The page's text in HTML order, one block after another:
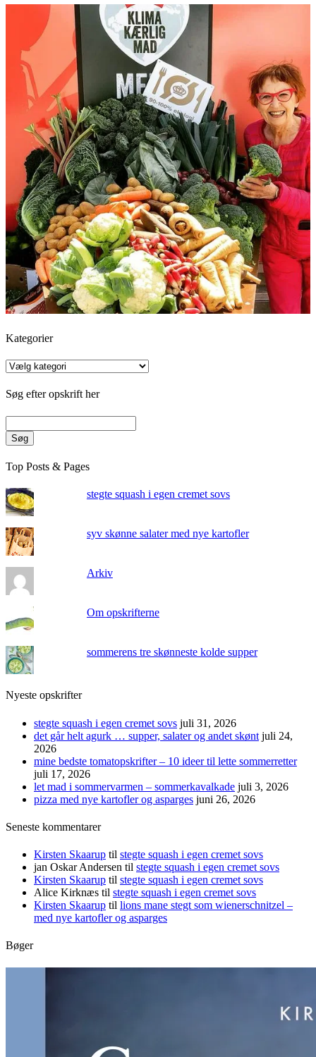
Kategorier
Kategorier
Søg efter opskrift her
Søg
Top Posts & Pages
stegte squash i egen cremet sovs
syv skønne salater med nye kartofler
Arkiv
Om opskrifterne
sommerens tre skønneste kolde supper
Nyeste opskrifter
stegte squash i egen cremet sovs juli 31, 2026
det går helt agurk … supper, salater og andet skønt juli 24,
2026
mine bedste tomatopskrifter – 10 ideer til lette sommerretter
juli 17, 2026
let mad i sommervarmen – sommerkavalkade juli 3, 2026
pizza med nye kartofler og asparges juni 26, 2026
Seneste kommentarer
Kirsten Skaarup til stegte squash i egen cremet sovs
jan Oskar Andersen til stegte squash i egen cremet sovs
Kirsten Skaarup til stegte squash i egen cremet sovs
Alice Kirknæs til stegte squash i egen cremet sovs
Kirsten Skaarup til lions mane stegt som wienerschnitzel –
med nye kartofler og asparges
Bøger